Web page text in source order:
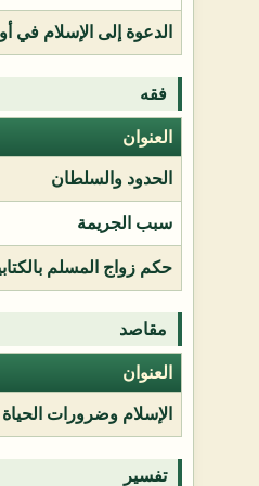
الدعوة إلى الإسلام في
فقه
العنوان
الحدود والسلطان
سبب الجريمة
حكم زواج المسلم
مقاصد
العنوان
الإسلام وضرورات الحياة
تفسير